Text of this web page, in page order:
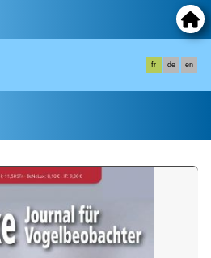
fr de en